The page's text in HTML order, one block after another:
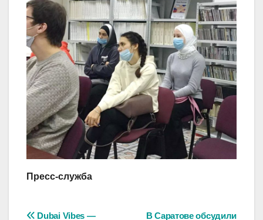
Пресс-служба
В Саратове обсудили
Dubai Vibes —